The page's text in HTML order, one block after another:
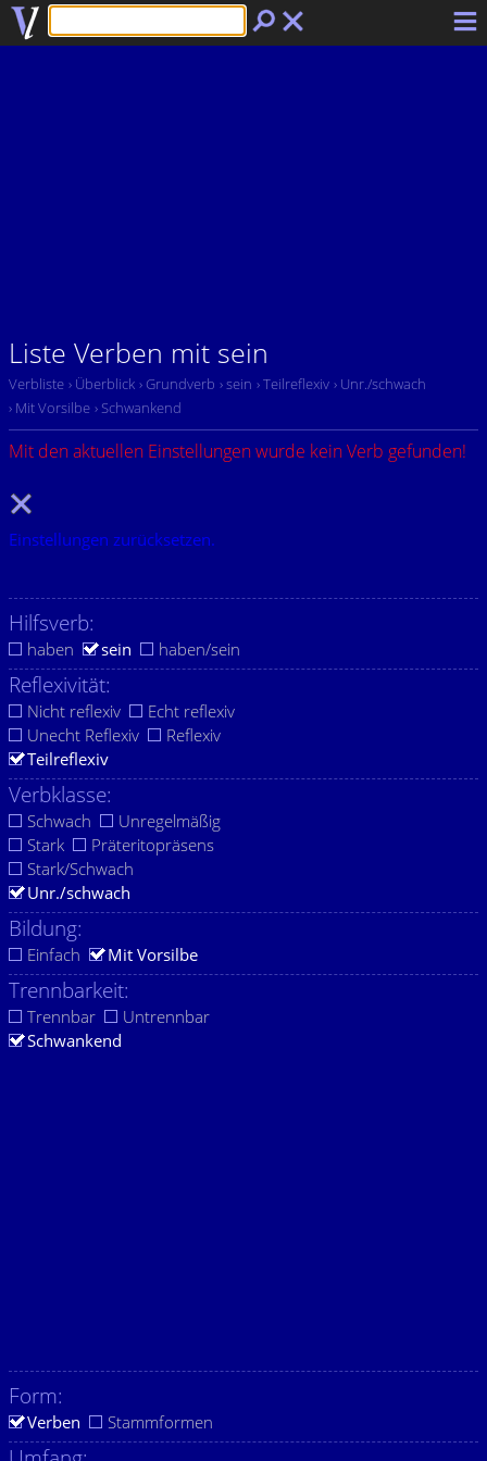
Liste Verben mit sein
Verbliste › Überblick › Grundverb › sein › Teilreflexiv › Unr./schwach
› Mit Vorsilbe › Schwankend
Mit den aktuellen Einstellungen wurde kein Verb gefunden!
Einstellungen zurücksetzen.
Hilfsverb:
haben sein haben/sein
Reflexivität:
Nicht reflexiv
Echt reflexiv
Unecht Reflexiv
Reflexiv
Teilreflexiv
Verbklasse:
Schwach
Unregelmäßig
Stark
Präteritopräsens
Stark/Schwach
Unr./schwach
Bildung:
Einfach Mit Vorsilbe
Trennbarkeit:
Trennbar
Untrennbar
Schwankend
Form:
Verben Stammformen